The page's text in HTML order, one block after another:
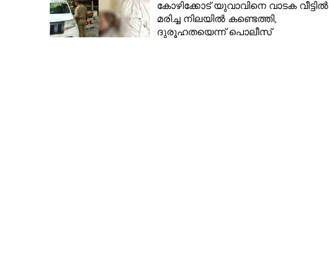
കോഴിക്കോട് യുവാവിനെ വാടക വീട്ടിൽ
മരിച്ച നിലയിൽ കണ്ടെത്തി,
ദുരൂഹതയെന്ന് പൊലീസ്